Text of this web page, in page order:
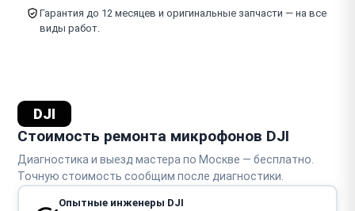
Гарантия до 12 месяцев и оригинальные запчасти — на все
виды работ.
DJI
Стоимость ремонта микрофонов DJI
Диагностика и выезд мастера по Москве — бесплатно.
Точную стоимость сообщим после диагностики.
Опытные инженеры DJI